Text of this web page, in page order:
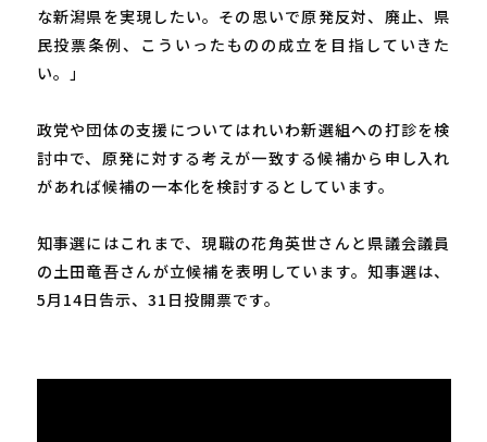
な新潟県を実現したい。その思いで原発反対、廃止、県
民投票条例、こういったものの成立を目指していきた
い。」
政党や団体の支援についてはれいわ新選組への打診を検
討中で、原発に対する考えが一致する候補から申し入れ
があれば候補の一本化を検討するとしています。
知事選にはこれまで、現職の花角英世さんと県議会議員
の土田竜吾さんが立候補を表明しています。知事選は、
5月14日告示、31日投開票です。